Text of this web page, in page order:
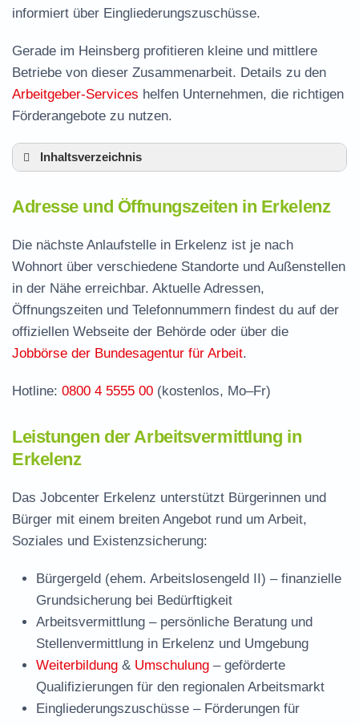
informiert über Eingliederungszuschüsse.
Gerade im Heinsberg profitieren kleine und mittlere
Betriebe von dieser Zusammenarbeit. Details zu den
Arbeitgeber-Services helfen Unternehmen, die richtigen
Förderangebote zu nutzen.
Inhaltsverzeichnis
Leistungen der Arbeitsvermittlung in Erkelenz
Termin vereinbaren und Bürgergeld beantragen
Jobcenter Heinsberg – zuständige Stelle
Häufige Fragen rund ums Jobcenter
Adresse und Öffnungszeiten in Erkelenz
Die nächste Anlaufstelle in Erkelenz ist je nach
Wohnort über verschiedene Standorte und Außenstellen
in der Nähe erreichbar. Aktuelle Adressen,
Öffnungszeiten und Telefonnummern findest du auf der
offiziellen Webseite der Behörde oder über die
Jobbörse der Bundesagentur für Arbeit.
Hotline: 0800 4 5555 00 (kostenlos, Mo–Fr)
Leistungen der Arbeitsvermittlung in
Erkelenz
Das Jobcenter Erkelenz unterstützt Bürgerinnen und
Bürger mit einem breiten Angebot rund um Arbeit,
Soziales und Existenzsicherung:
Bürgergeld (ehem. Arbeitslosengeld II) – finanzielle
Grundsicherung bei Bedürftigkeit
Arbeitsvermittlung – persönliche Beratung und
Stellenvermittlung in Erkelenz und Umgebung
Weiterbildung & Umschulung – geförderte
Qualifizierungen für den regionalen Arbeitsmarkt
Eingliederungszuschüsse – Förderungen für